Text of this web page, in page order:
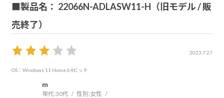
■製品名： 22066N-ADLASW11-H（旧モデル / 販
売終了）
2023.7.27
OS：Windows 11 Home 64ビット
m
年代:30代 性別:女性